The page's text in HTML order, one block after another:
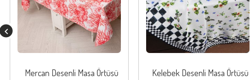
Mercan Desenli Masa Örtüsü
Kelebek Desenli Masa Örtüsü